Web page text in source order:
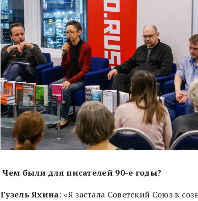
Чем были для писателей 90-е годы?
Гузель Яхина: «Я застала Советский Союз в